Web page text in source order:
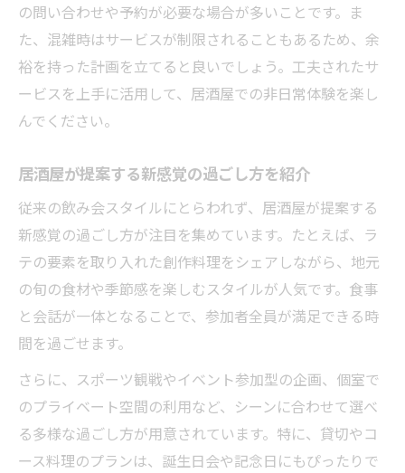
の問い合わせや予約が必要な場合が多いことです。ま
た、混雑時はサービスが制限されることもあるため、余
裕を持った計画を立てると良いでしょう。工夫されたサ
ービスを上手に活用して、居酒屋での非日常体験を楽し
んでください。
居酒屋が提案する新感覚の過ごし方を紹介
従来の飲み会スタイルにとらわれず、居酒屋が提案する
新感覚の過ごし方が注目を集めています。たとえば、ラ
テの要素を取り入れた創作料理をシェアしながら、地元
の旬の食材や季節感を楽しむスタイルが人気です。食事
と会話が一体となることで、参加者全員が満足できる時
間を過ごせます。
さらに、スポーツ観戦やイベント参加型の企画、個室で
のプライベート空間の利用など、シーンに合わせて選べ
る多様な過ごし方が用意されています。特に、貸切やコ
ース料理のプランは、誕生日会や記念日にもぴったりで